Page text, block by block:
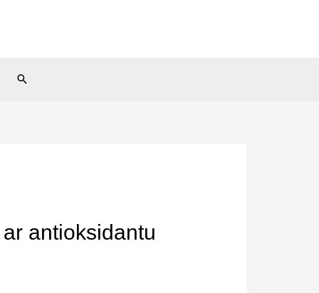
Search
antioksidantu